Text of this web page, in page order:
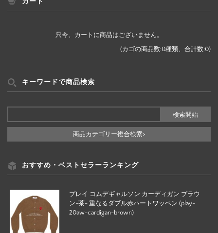
検
カート
只今、カートに商品はございません。
(カゴの商品数:0種類、合計数:0)
キーワードで商品検索
商品カテゴリー複合検索>
おすすめ・ベストセラーランキング
プレイ コムデギャルソン カーディガン ブラウ
ン-茶- 重なるダブル赤ハートワッペン (play-
20aw-cardigan-brown)